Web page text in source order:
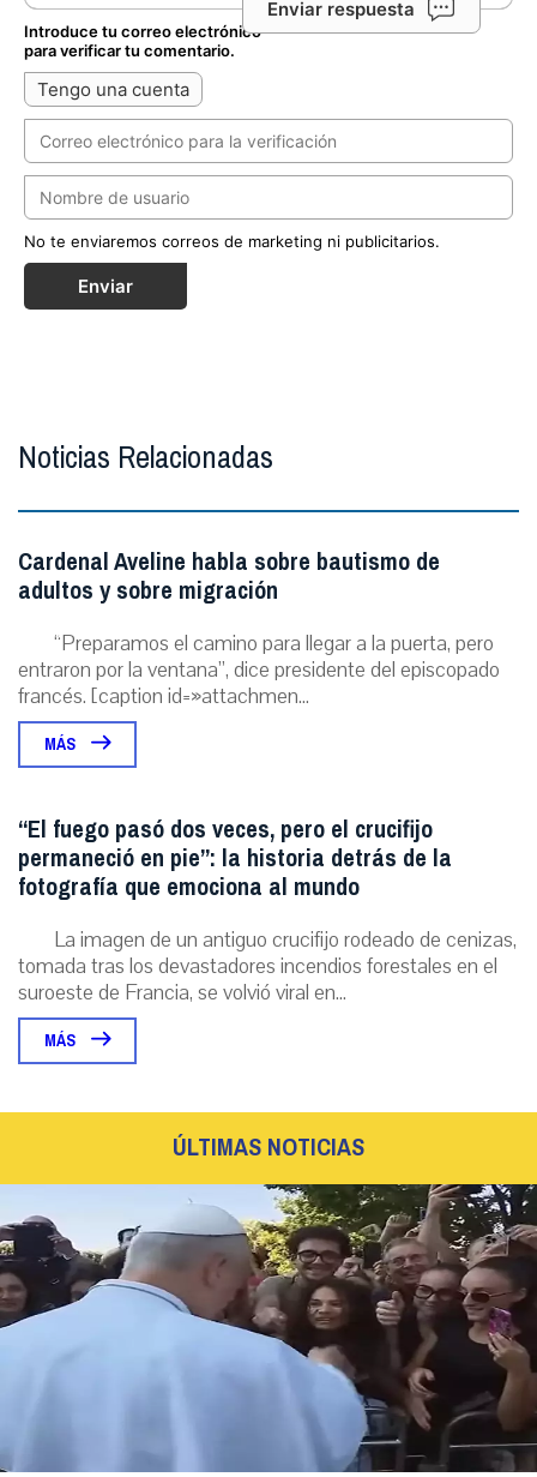
Enviar respuesta
Introduce tu correo electrónico
para verificar tu comentario.
Tengo una cuenta
No te enviaremos correos de marketing ni publicitarios.
Enviar
Noticias Relacionadas
Cardenal Aveline habla sobre bautismo de
adultos y sobre migración
“Preparamos el camino para llegar a la puerta, pero
entraron por la ventana”, dice presidente del episcopado
francés. [caption id=»attachmen...
MÁS
“El fuego pasó dos veces, pero el crucifijo
permaneció en pie”: la historia detrás de la
fotografía que emociona al mundo
La imagen de un antiguo crucifijo rodeado de cenizas,
tomada tras los devastadores incendios forestales en el
suroeste de Francia, se volvió viral en...
MÁS
ÚLTIMAS NOTICIAS